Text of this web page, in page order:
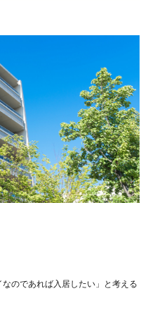
のであれば入居したい」と考える